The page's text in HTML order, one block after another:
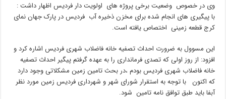
وی در خصوص وضعیت برخی پروژه های اولویت دار فردیس اظهار داشت :
با پیگیری های انجام شده برای مخزن ذخیره آب فردیس در پارک جهان نمای
کرج قطعه زمینی اختصاص یافته است.
این مسوول به ضرورت احداث تصفیه خانه فاضلاب شهری فردیس اشاره کرد و
افزود: از روز اولی که تصدی فرمانداری را به عهده گرفتم پیگیر احداث تصفیه
خانه فاضلاب شهری فردیس بودم ،در بحث تامین زمین مشکلاتی وجود دارد
که اکنون با توجه به استقرار شورای شهر و شهرداری فردیس زمین مورد نظر
آبفا باید طبق توافق نامه تامین شود.